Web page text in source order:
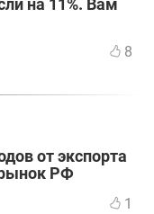
на 11%. Вам
8
от экспорта
РФ
1